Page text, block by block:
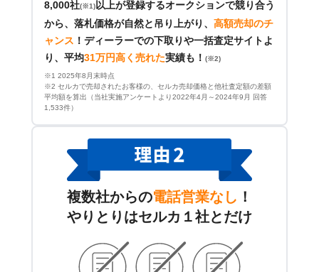
8,000社(※1) 以上が登録するオークションで競り合う
から、落札価格が自然と吊り上がり、 高額売却のチ
ャンス ！ ディーラーでの下取りや一括査定サイトよ
り、平均31万円高く売れた実績も！ (※2)
※1 2025年8月末時点
※2 セルカで売却されたお客様の、セルカ売却価格と他社査定額の差額
平均額を算出（当社実施アンケートより2022年4月～2024年9月 回答
1,533件）
複数社からの電話営業なし ！
やりとりはセルカ１社とだけ